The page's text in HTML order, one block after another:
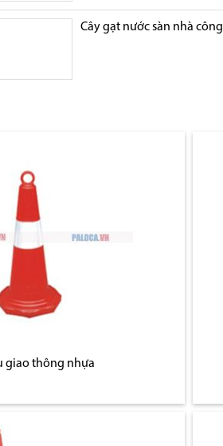
Cây gạt nước sàn nhà
giao thông nhựa